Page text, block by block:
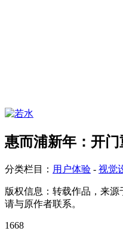
惠而浦新年：开
分类栏目： 用户体验 - 视觉
版权信息： 转载作品，来源
请与原作者联系。
1668